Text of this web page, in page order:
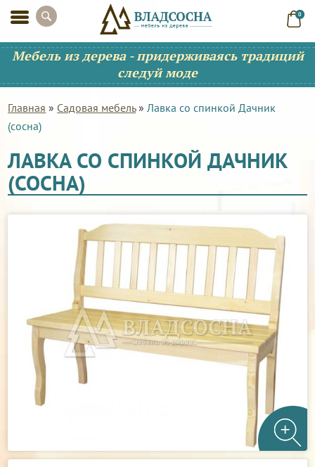
0
Мебель из дерева - придерживаясь традиций
следуй моде
Главная » Садовая мебель»Лавка со спинкой Дачник
(сосна)
ЛАВКА СО СПИНКОЙ ДАЧНИК
(СОСНА)